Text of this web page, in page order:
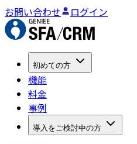
お問い合わせ ログイン
初めての方
機能
料金
事例
導入をご検討中の方